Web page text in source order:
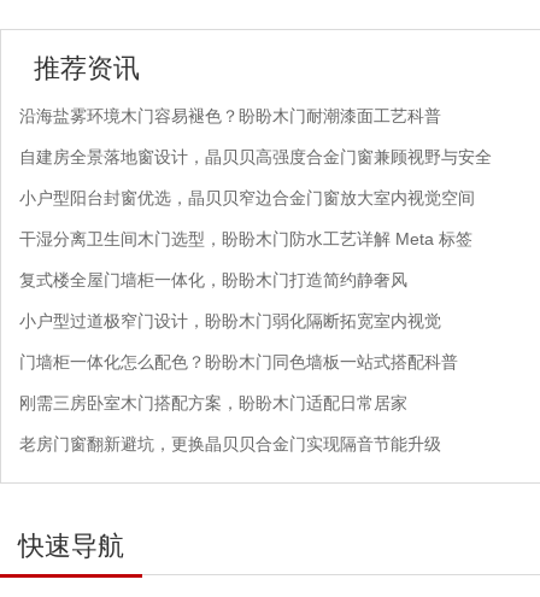
推荐资讯
沿海盐雾环境木门容易褪色？盼盼木门耐潮漆面工艺科普
自建房全景落地窗设计，晶贝贝高强度合金门窗兼顾视野与安全
小户型阳台封窗优选，晶贝贝窄边合金门窗放大室内视觉空间
干湿分离卫生间木门选型，盼盼木门防水工艺详解 Meta 标签
复式楼全屋门墙柜一体化，盼盼木门打造简约静奢风
小户型过道极窄门设计，盼盼木门弱化隔断拓宽室内视觉
门墙柜一体化怎么配色？盼盼木门同色墙板一站式搭配科普
刚需三房卧室木门搭配方案，盼盼木门适配日常居家
老房门窗翻新避坑，更换晶贝贝合金门实现隔音节能升级
快速导航